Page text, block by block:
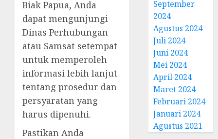
Biak Papua, Anda
dapat mengunjungi
Dinas Perhubungan
atau Samsat setempat
untuk memperoleh
informasi lebih lanjut
tentang prosedur dan
persyaratan yang
harus dipenuhi.
Pastikan Anda
September
2024
Agustus 2024
Juli 2024
Juni 2024
Mei 2024
April 2024
Maret 2024
Februari 2024
Januari 2024
Agustus 2021